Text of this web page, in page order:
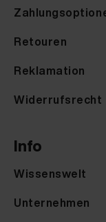
Retouren
Reklamation
Widerrufsrecht
Info
Wissenswelt
Unternehmen